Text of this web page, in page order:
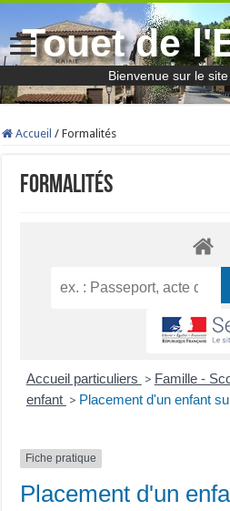
Touet de
Bienvenue sur le
Accueil / Formalités
Formalités
Accueil particuliers > Famille -
enfant > Placement d'un enfant
Fiche pratique
Placement d'un